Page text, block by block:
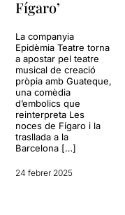
Fígaro’
La companyia
Epidèmia Teatre torna
a apostar pel teatre
musical de creació
pròpia amb Guateque,
una comèdia
d’embolics que
reinterpreta Les
noces de Fígaro i la
trasllada a la
Barcelona […]
24 febrer 2025